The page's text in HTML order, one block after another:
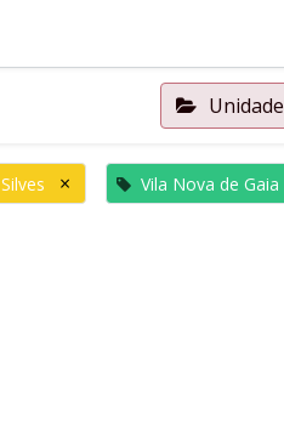
Unidade
Silves × Vila Nova de Gaia